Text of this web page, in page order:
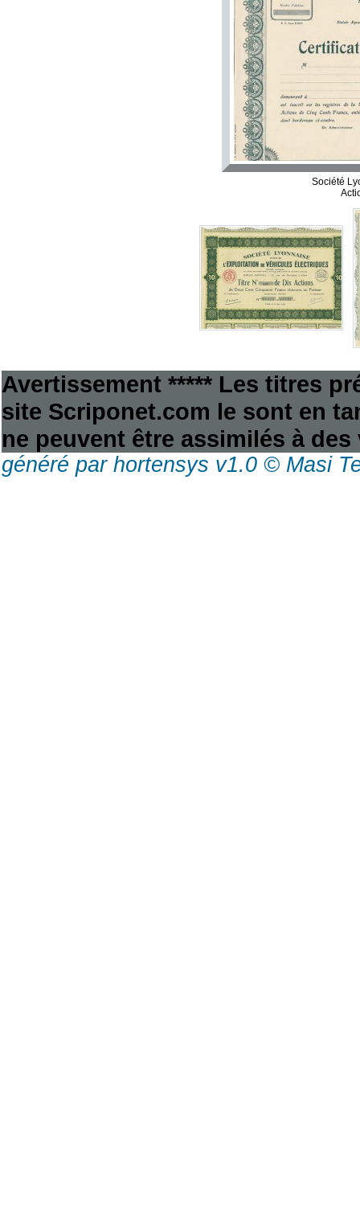
Société
Avertissement ***** Les titres
site Scriponet.com le sont en
ne peuvent être assimilés à
généré par hortensys v1.0 © Masi